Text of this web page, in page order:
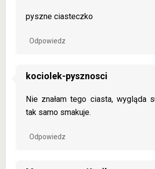
pyszne ciasteczko
Odpowiedz
kociolek-pysznosci
Nie znałam tego ciasta, wygląda
tak samo smakuje.
Odpowiedz